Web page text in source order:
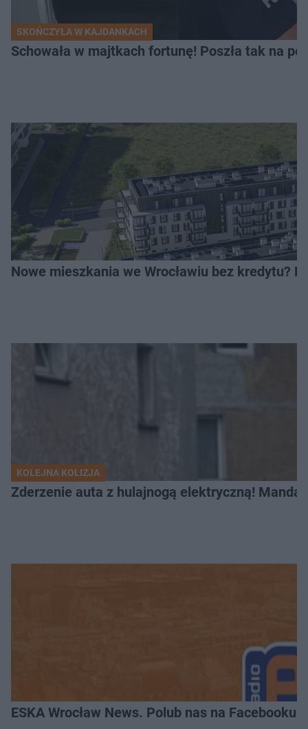
SKOŃCZYŁA W KAJDANKACH
Schowała w majtkach fortunę! Poszła tak na
Nowe mieszkania we Wrocławiu bez kredytu?
KOLEJNA KOLIZJA
Zderzenie auta z hulajnogą elektryczną!
ESKA Wrocław News. Polub nas na Facebooku!